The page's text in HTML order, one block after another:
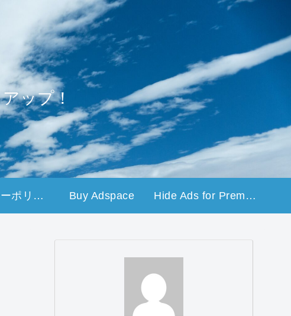
ップ！
プライバシーポリシー Buy Adspace Hide Ads for Premium Members